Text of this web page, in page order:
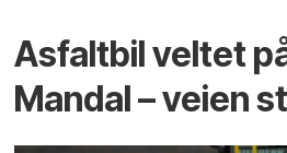
Asfaltbil veltet
Mandal – veien